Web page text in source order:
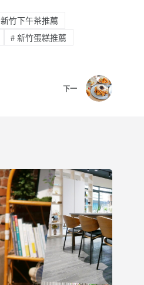
新竹下午茶推薦
# 新竹蛋糕推薦
下一